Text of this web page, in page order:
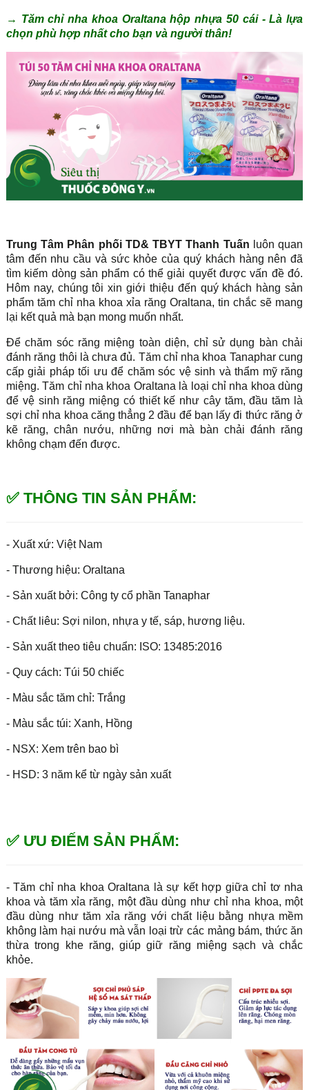
→ Tăm chỉ nha khoa Oraltana hộp nhựa 50 cái - Là lựa
chọn phù hợp nhất cho bạn và người thân!
Trung Tâm Phân phối TD& TBYT Thanh Tuấn
luôn quan
tâm đến nhu cầu và sức khỏe của quý khách hàng nên đã
tìm kiếm dòng sản phẩm có thể giải quyết được vấn đề đó.
Hôm nay, chúng tôi xin giới thiệu đến quý khách hàng sản
phẩm tăm chỉ nha khoa xỉa răng Oraltana, tin chắc sẽ mang
lại kết quả mà bạn mong muốn nhất.
Để chăm sóc răng miệng toàn diện, chỉ sử dụng bàn chải
đánh răng thôi là chưa đủ. Tăm chỉ nha khoa Tanaphar cung
cấp giải pháp tối ưu để chăm sóc vệ sinh và thẩm mỹ răng
miệng. Tăm chỉ nha khoa Oraltana là loại chỉ nha khoa dùng
để vệ sinh răng miệng có thiết kế như cây tăm, đầu tăm là
sợi chỉ nha khoa căng thẳng 2 đầu để bạn lấy đi thức răng ở
kẽ răng, chân nướu, những nơi mà bàn chải đánh răng
không chạm đến được.
✅ THÔNG TIN SẢN PHẨM:
- Xuất xứ: Việt Nam
- Thương hiệu: Oraltana
- Sản xuất bởi: Công ty cổ phần Tanaphar
- Chất liêu: Sợi nilon, nhựa y tế, sáp, hương liệu.
- Sản xuất theo tiêu chuẩn: ISO: 13485:2016
- Quy cách: Túi 50 chiếc
- Màu sắc tăm chỉ: Trắng
- Màu sắc túi: Xanh, Hồng
- NSX: Xem trên bao bì
- HSD: 3 năm kể từ ngày sản xuất
✅ ƯU ĐIẾM SẢN PHẨM:
- Tăm chỉ nha khoa Oraltana là sự kết hợp giữa chỉ tơ nha
khoa và tăm xỉa răng, một đầu dùng như chỉ nha khoa, một
đầu dùng như tăm xỉa răng với chất liệu bằng nhựa mềm
không làm hại nướu mà vẫn loại trừ các mảng bám, thức ăn
thừa trong khe răng, giúp giữ răng miệng sạch và chắc
khỏe.